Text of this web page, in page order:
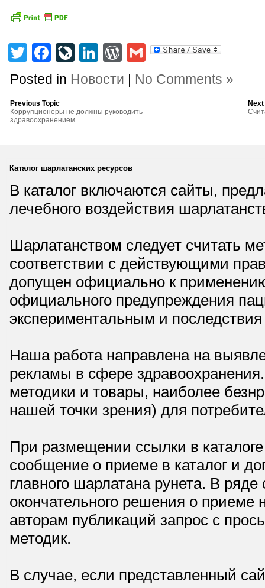
TwitterFacebook
LiveJournal
LinkedIn
WordPress
Gmail
Posted in Новости | No Comments »
Previous Topic
Коррупционеры не должны руководить
здравоохранением
Каталог шарлатанских ресурсов
В каталог включаются сайты,
лечебного воздействия
Шарлатанством следует считать
соответствии с действующими
допущен официально к
официального предупреждения
экспериментальным и
Наша работа направлена на
рекламы в сфере
методики и товары, наиболее
нашей точки зрения) для
При размещении ссылки в
сообщение о приеме в каталог и
главного шарлатана рунета. В
окончательного решения о приеме
авторам публикаций запрос с
методик.
В случае, если представленный